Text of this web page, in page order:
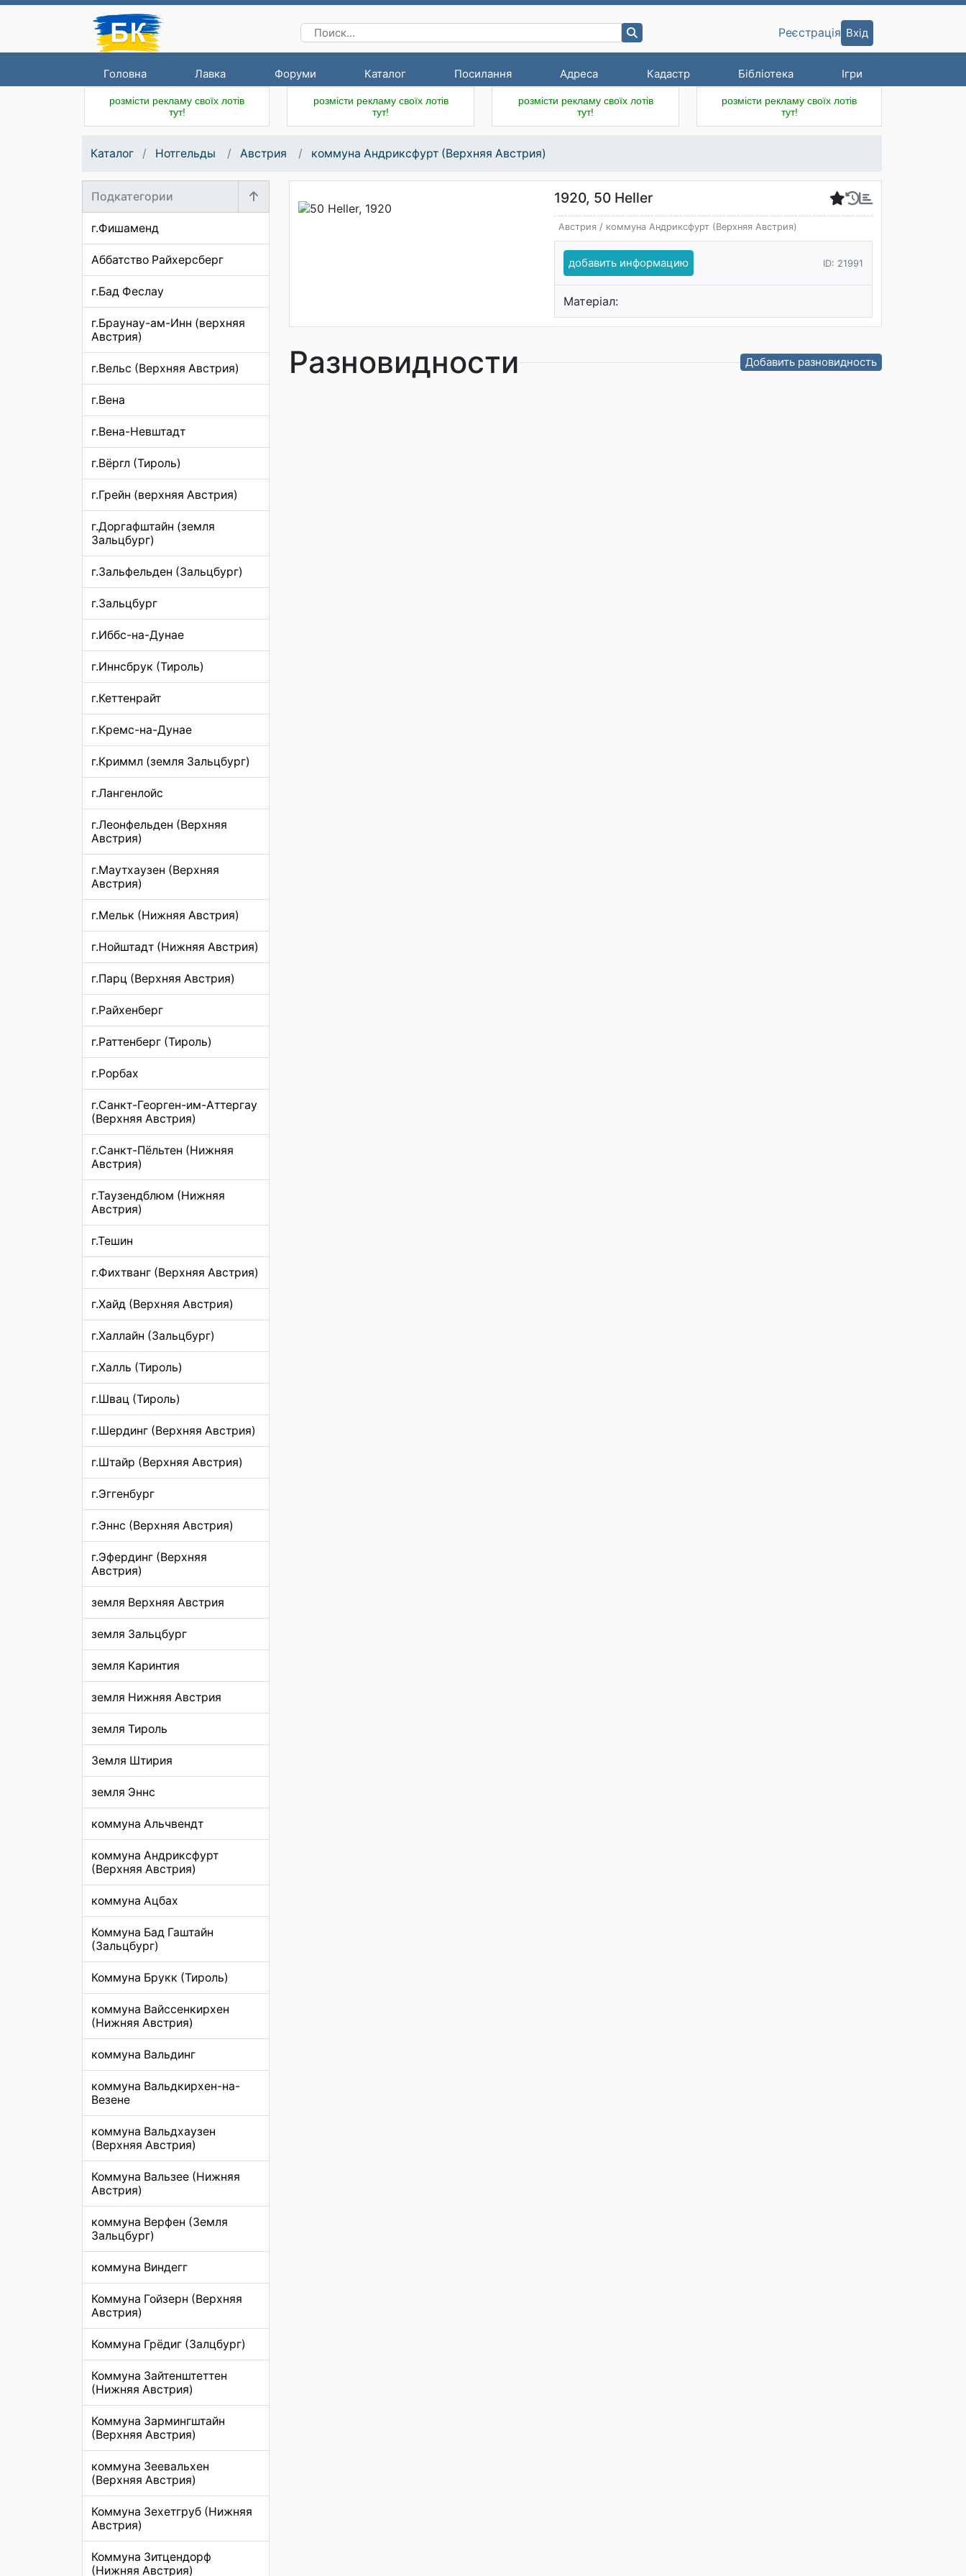
Головна Лавка Форуми Каталог Посилання Адреса Кадастр Бібліотека Ігри
Реєстрація Вхід
розмісти рекламу своїх лотів
тут!
розмісти рекламу своїх лотів
тут!
розмісти рекламу своїх лотів
тут!
розмісти рекламу своїх лотів
тут!
Каталог Нотгельды Австрия коммуна Андриксфурт (Верхняя Австрия)
Подкатегории
г.Фишаменд
Аббатство Райхерсберг
г.Бад Феслау
г.Браунау-ам-Инн (верхняя
Австрия)
г.Вельс (Верхняя Австрия)
г.Вена
г.Вена-Невштадт
г.Вёргл (Тироль)
г.Грейн (верхняя Австрия)
г.Доргафштайн (земля
Зальцбург)
г.Зальфельден (Зальцбург)
г.Зальцбург
г.Иббс-на-Дунае
г.Иннсбрук (Тироль)
г.Кеттенрайт
г.Кремс-на-Дунае
г.Криммл (земля Зальцбург)
г.Лангенлойс
г.Леонфельден (Верхняя
Австрия)
г.Маутхаузен (Верхняя
Австрия)
г.Мельк (Нижняя Австрия)
г.Нойштадт (Нижняя Австрия)
г.Парц (Верхняя Австрия)
г.Райхенберг
г.Раттенберг (Тироль)
г.Рорбах
г.Санкт-Георген-им-Аттергау
(Верхняя Австрия)
г.Санкт-Пёльтен (Нижняя
Австрия)
г.Таузендблюм (Нижняя
Австрия)
г.Тешин
г.Фихтванг (Верхняя Австрия)
г.Хайд (Верхняя Австрия)
г.Халлайн (Зальцбург)
г.Халль (Тироль)
г.Швац (Тироль)
г.Шердинг (Верхняя Австрия)
г.Штайр (Верхняя Австрия)
г.Эггенбург
г.Эннс (Верхняя Австрия)
г.Эфердинг (Верхняя
Австрия)
земля Верхняя Австрия
земля Зальцбург
земля Каринтия
земля Нижняя Австрия
земля Тироль
Земля Штирия
земля Эннс
коммуна Альчвендт
коммуна Андриксфурт
(Верхняя Австрия)
коммуна Ацбах
Коммуна Бад Гаштайн
(Зальцбург)
Коммуна Брукк (Тироль)
коммуна Вайссенкирхен
(Нижняя Австрия)
коммуна Вальдинг
коммуна Вальдкирхен-на-
Везене
коммуна Вальдхаузен
(Верхняя Австрия)
Коммуна Вальзее (Нижняя
Австрия)
коммуна Верфен (Земля
Зальцбург)
коммуна Виндегг
Коммуна Гойзерн (Верхняя
Австрия)
Коммуна Грёдиг (Залцбург)
Коммуна Зайтенштеттен
(Нижняя Австрия)
Коммуна Зармингштайн
(Верхняя Австрия)
коммуна Зеевальхен
(Верхняя Австрия)
Коммуна Зехетгруб (Нижняя
Австрия)
Коммуна Зитцендорф
(Нижняя Австрия)
1920, 50 Heller
Австрия / коммуна Андриксфурт (Верхняя Австрия)
добавить информацию ID: 21991
Матеріал:
Разновидности Добавить разновидность